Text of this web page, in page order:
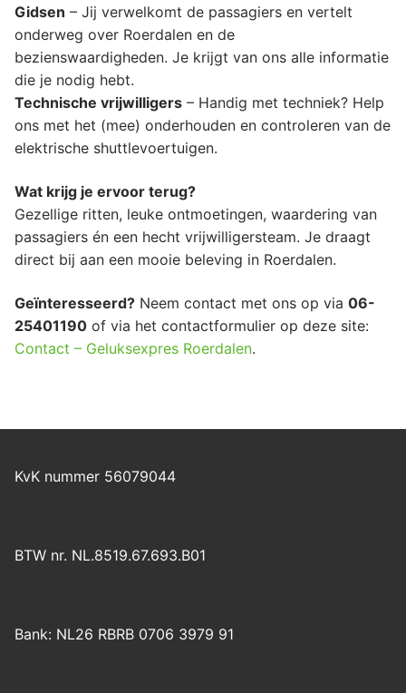
Gidsen – Jij verwelkomt de passagiers en vertelt
onderweg over Roerdalen en de
bezienswaardigheden. Je krijgt van ons alle informatie
die je nodig hebt.
Technische vrijwilligers – Handig met techniek? Help
ons met het (mee) onderhouden en controleren van de
elektrische shuttlevoertuigen.
Wat krijg je ervoor terug?
Gezellige ritten, leuke ontmoetingen, waardering van
passagiers én een hecht vrijwilligersteam. Je draagt
direct bij aan een mooie beleving in Roerdalen.
Geïnteresseerd? Neem contact met ons op via 06-
25401190 of via het contactformulier op deze site:
Contact – Geluksexpres Roerdalen.
KvK nummer 56079044
BTW nr. NL.8519.67.693.B01
Bank: NL26 RBRB 0706 3979 91